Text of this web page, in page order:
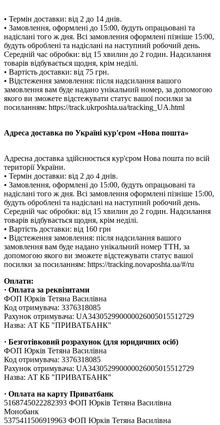
• Термін доставки: від 2 до 14 днів.
• Замовлення, оформлені до 15:00, будуть опрацьовані та
надіслані того ж дня. Всі замовлення оформлені пізніше 15:00,
будуть оброблені та надіслані на наступний робочий день.
Середній час обробки: від 15 хвилин до 2 годин. Надсилання
товарів відбувається щодня, крім неділі.
• Вартість доставки: від 75 грн.
• Відстеження замовлення: після надсилання вашого
замовлення вам буде надано унікальний номер, за допомогою
якого ви зможете відстежувати статус вашої посилки за
посиланням: https://track.ukrposhta.ua/tracking_UA.html
Адреса доставка по Україні кур'єром «Нова пошта»
Адресна доставка здійснюється кур'єром Нова пошта по всій
території України.
• Термін доставки: від 2 до 4 днів.
• Замовлення, оформлені до 15:00, будуть опрацьовані та
надіслані того ж дня. Всі замовлення оформлені пізніше 15:00,
будуть оброблені та надіслані на наступний робочий день.
Середній час обробки: від 15 хвилин до 2 годин. Надсилання
товарів відбувається щодня, крім неділі.
• Вартість доставки: від 160 грн
• Відстеження замовлення: після надсилання вашого
замовлення вам буде надано унікальний номер ТТН, за
допомогою якого ви зможете відстежувати статус вашої
посилки за посиланням: https://tracking.novaposhta.ua/#/ru
Оплати:
· Оплата за реквізитами
ФОП Юрків Тетяна Василівна
Код отримувача: 3376318085
Рахунок отримувача: UA343052990000026005015512729
Назва: АТ КБ "ПРИВАТБАНК"
· Безготівковий розрахунок (для юридичних осіб)
ФОП Юрків Тетяна Василівна
Код отримувача: 3376318085
Рахунок отримувача: UA343052990000026005015512729
Назва: АТ КБ "ПРИВАТБАНК"
· Оплата на карту Приватбанк
5168745022282393 ФОП Юрків Тетяна Василівна
Монобанк
5375411506919963 ФОП Юрків Тетяна Василівна